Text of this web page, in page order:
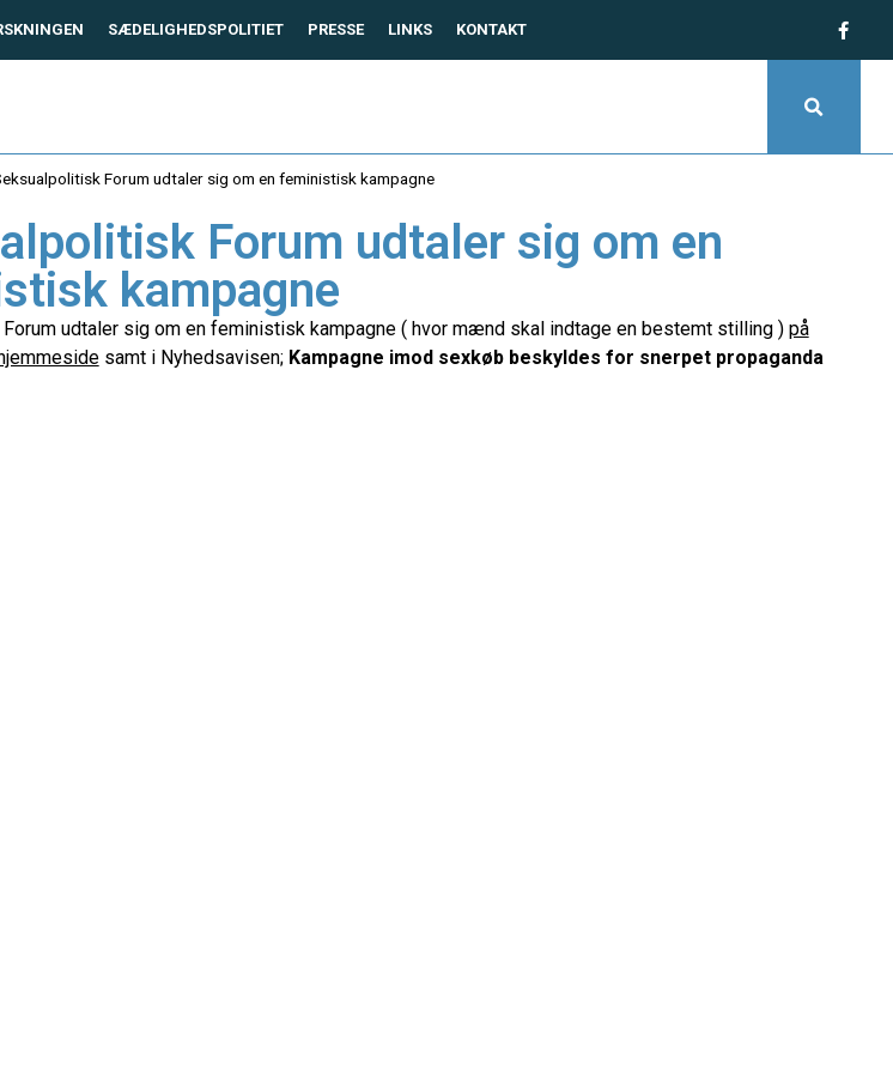
SÆDELIGHEDSPOLITIET PRESSE LINKS KONTAKT
Forum udtaler sig om en feministisk kampagne
Forum udtaler sig om en
kampagne
udtaler sig om en feministisk kampagne ( hvor mænd skal indtage en bestemt stilling ) på
samt i Nyhedsavisen; Kampagne imod sexkøb beskyldes for snerpet propaganda